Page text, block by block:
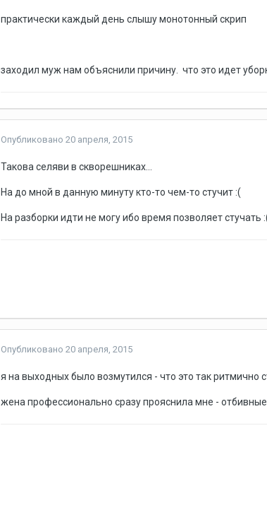
практически каждый день слышу монотонный скрип
заходил муж нам объяснили причину. что это идет
Опубликовано 20 апреля, 2015
Такова селяви в скворешниках...
На до мной в данную минуту кто-то чем-то стучит :(
На разборки идти не могу ибо время позволяет стучать
Опубликовано 20 апреля, 2015
я на выходных было возмутился - что это так ритмично
жена профессионально сразу прояснила мне - отбивные